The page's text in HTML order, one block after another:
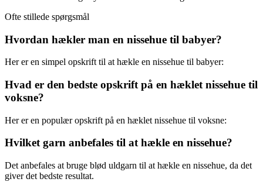
Ofte stillede spørgsmål
Hvordan hækler man en nissehue til babyer?
Her er en simpel opskrift til at hækle en nissehue til babyer:
Hvad er den bedste opskrift på en hæklet nissehue til
voksne?
Her er en populær opskrift på en hæklet nissehue til voksne:
Hvilket garn anbefales til at hækle en nissehue?
Det anbefales at bruge blød uldgarn til at hækle en nissehue, da det
giver det bedste resultat.